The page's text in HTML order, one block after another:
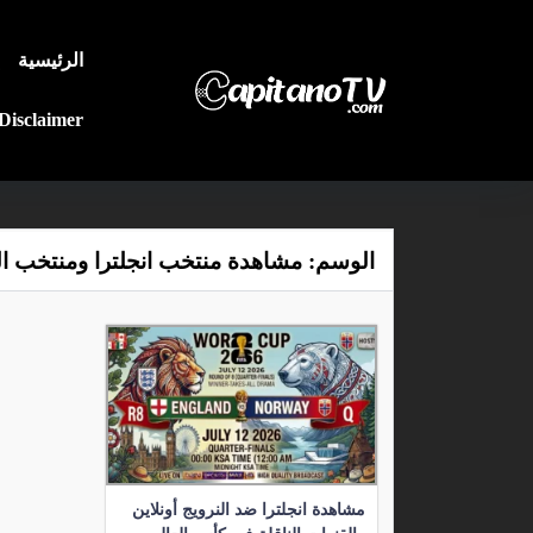
الرئيسية
الوسم: مشاهدة منتخب انجلترا ومنتخب
مشاهدة انجلترا ضد النرويج أونلاين